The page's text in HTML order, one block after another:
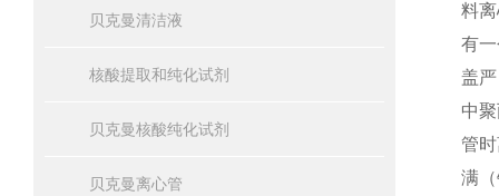
贝克曼清洁液
核酸提取和纯化试剂
贝克曼核酸纯化试剂
贝克曼离心管
料
有
盖
中
管
满